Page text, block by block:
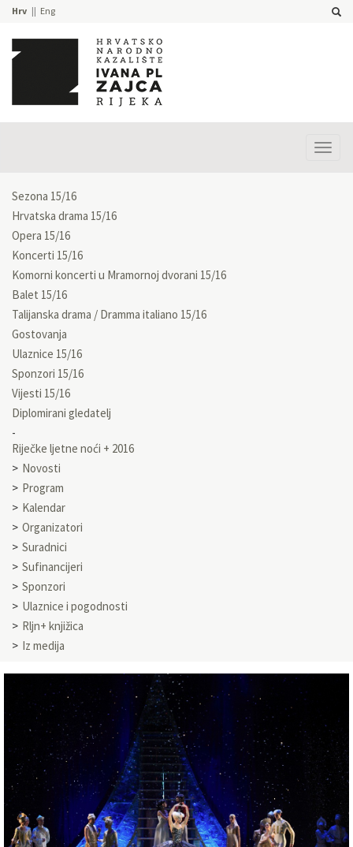
Hrv Eng
Sezona 15/16
Hrvatska drama 15/16
Opera 15/16
Koncerti 15/16
Komorni koncerti u Mramornoj dvorani 15/16
Balet 15/16
Talijanska drama / Dramma italiano 15/16
Gostovanja
Ulaznice 15/16
Sponzori 15/16
Vijesti 15/16
Diplomirani gledatelj
Riječke ljetne noći + 2016
Novosti
Program
Kalendar
Organizatori
Suradnici
Sufinancijeri
Sponzori
Ulaznice i pogodnosti
Rljn+ knjižica
Iz medija